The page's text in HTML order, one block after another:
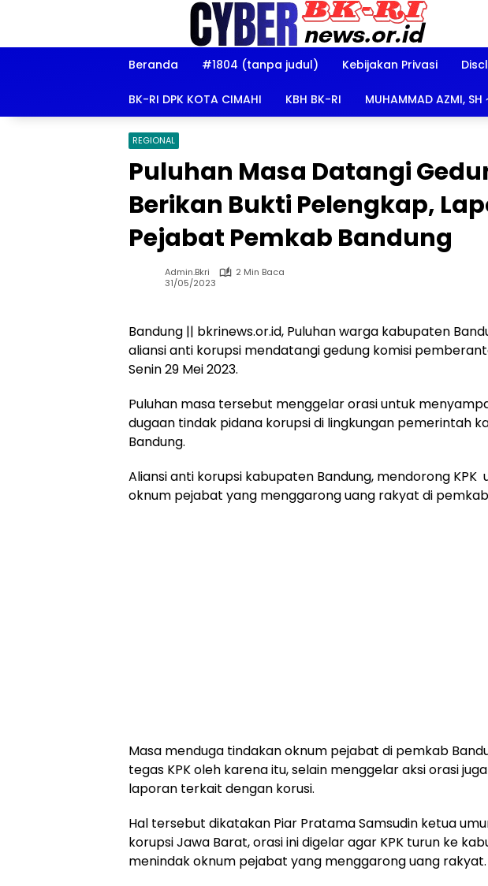
Beranda #1804 (tanpa judul) Kebijakan Privasi
BK-RI DPK KOTA CIMAHI KBH BK-RI MUHAMMAD AZMI, SH
REGIONAL
Puluhan Masa Datangi
Berikan Bukti Pelengkap,
Pejabat Pemkab Bandung
Admin.bkri
2 Min Baca
31/05/2023
Bandung || bkrinews.or.id, Puluhan warga kabupaten
aliansi anti korupsi mendatangi gedung komisi
Senin 29 Mei 2023.
Puluhan masa tersebut menggelar orasi untuk
dugaan tindak pidana korupsi di lingkungan pemerintah
Bandung.
Aliansi anti korupsi kabupaten Bandung, mendorong KPK
oknum pejabat yang menggarong uang rakyat di
Masa menduga tindakan oknum pejabat di pemkab
tegas KPK oleh karena itu, selain menggelar aksi orasi
laporan terkait dengan korusi.
Hal tersebut dikatakan Piar Pratama Samsudin ketua
korupsi Jawa Barat, orasi ini digelar agar KPK turun ke
menindak oknum pejabat yang menggarong uang rakyat.